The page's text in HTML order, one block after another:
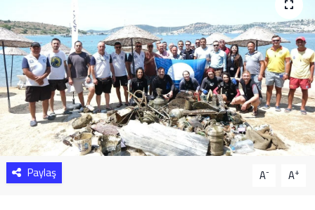
Paylaş A- A+
Resmi İlan
Resmi Reklam